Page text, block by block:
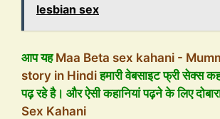
lesbian sex
आप यहMaa Beta sex kahani -
story in Hindiहमारी वेबसाइट फ्री सेक्स
पढ़ रहे है। और ऐसी कहानियां पढ़ने के लिए
Sex Kahani